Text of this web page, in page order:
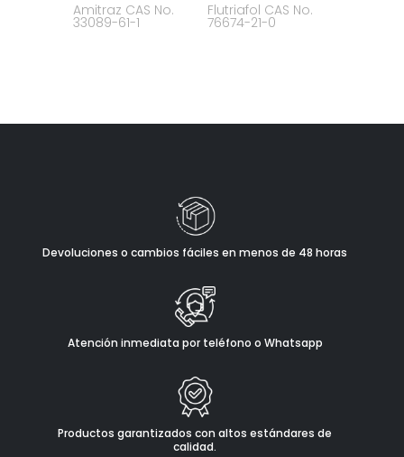
Amitraz CAS No.
33089-61-1
Flutriafol CAS No.
76674-21-0
Devoluciones o cambios fáciles en menos de 48 horas
Atención inmediata por teléfono o Whatsapp
Productos garantizados con altos estándares de
calidad.